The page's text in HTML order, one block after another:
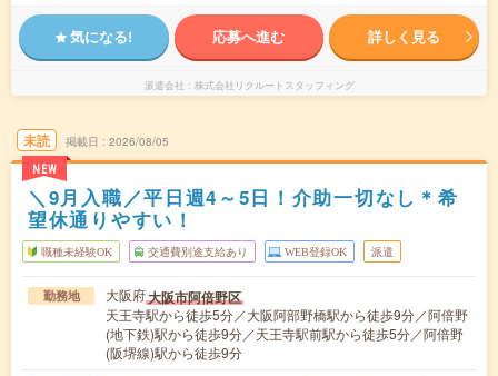
気になる! 応募へ進む 詳しく見る
派遣会社 株式会社リクルートスタッフィング
未読
NEW
掲載日 2026/08/05
＼9月入職／平日週4～5日！介助一切なし＊希
望休通りやすい！
職種未経験OK 交通費別途支給あり WEB登録OK 派遣
勤務地 大阪府大阪市阿倍野区
天王寺駅から徒歩5分／大阪阿部野橋駅から徒歩9分／阿倍野
(地下鉄)駅から徒歩9分／天王寺駅前駅から徒歩5分／阿倍野
(阪堺線)駅から徒歩9分